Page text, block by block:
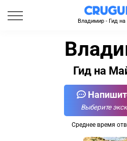
Владимир - Гид
Гид на
Выберите
Среднее время